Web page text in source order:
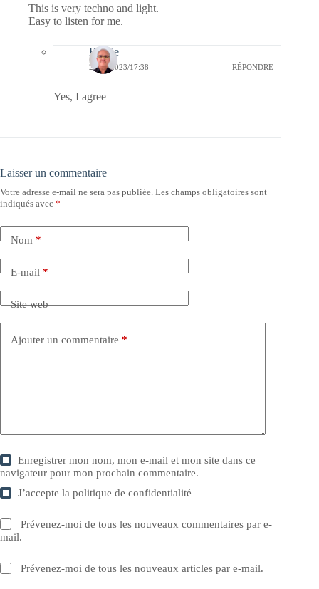
This is very techno and light.
Easy to listen for me.
Bernie
26/04/2023/17:38 RÉPONDRE
Yes, I agree
Laisser un commentaire
Votre adresse e-mail ne sera pas publiée. Les champs obligatoires sont
indiqués avec *
Nom*
E-mail*
Site web
Ajouter un commentaire *
Enregistrer mon nom, mon e-mail et mon site dans ce
navigateur pour mon prochain commentaire.
J’accepte lapolitique de confidentialité
Prévenez-moi de tous les nouveaux commentaires par e-
mail.
Prévenez-moi de tous les nouveaux articles par e-mail.